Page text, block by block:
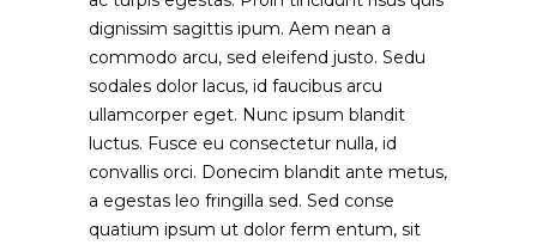
dignissim sagittis ipum. Aem nean a
commodo arcu, sed eleifend justo. Sedu
sodales dolor lacus, id faucibus arcu
ullamcorper eget. Nunc ipsum blandit
luctus. Fusce eu consectetur nulla, id
convallis orci. Donecim blandit ante metus,
a egestas leo fringilla sed. Sed conse
quatium ipsum ut dolor ferm entum, sit